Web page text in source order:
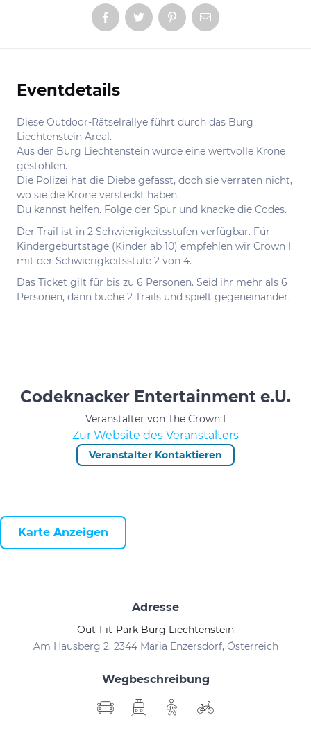
Informationen
Eventdetails
Diese Outdoor-Rätselrallye führt durch das Burg
Liechtenstein Areal.
Aus der Burg Liechtenstein wurde eine wertvolle Krone
gestohlen.
Die Polizei hat die Diebe gefasst, doch sie verraten nicht,
wo sie die Krone versteckt haben.
Du kannst helfen. Folge der Spur und knacke die Codes.
Der Trail ist in 2 Schwierigkeitsstufen verfügbar. Für
Kindergeburtstage (Kinder ab 10) empfehlen wir Crown I
mit der Schwierigkeitsstufe 2 von 4.
Das Ticket gilt für bis zu 6 Personen. Seid ihr mehr als 6
Personen, dann buche 2 Trails und spielt gegeneinander.
Codeknacker Entertainment e.U.
Veranstalter von The Crown I
Zur Website des Veranstalters
Veranstalter Kontaktieren
Karte Anzeigen
Adresse
Out-Fit-Park Burg Liechtenstein
Am Hausberg 2, 2344 Maria Enzersdorf, Österreich
Wegbeschreibung